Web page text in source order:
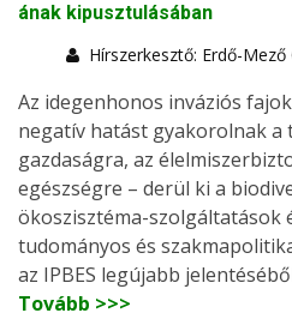
ának kipusztulásában
Hírszerkesztő: Erdő-Mező
Az idegenhonos inváziós
negatív hatást gyakorolnak a
gazdaságra, az
egészségre – derül ki a
ökoszisztéma-szolgáltatások
tudományos és
az IPBES legújabb
Tovább >>>